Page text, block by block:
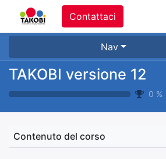
Contattaci
Nav
TAKOBI versione 12
0 %
Contenuto del corso